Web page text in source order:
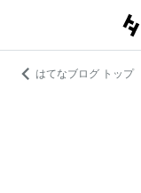
はてなブログ トップ